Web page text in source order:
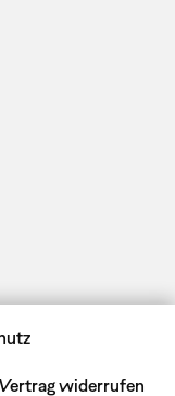
widerrufen